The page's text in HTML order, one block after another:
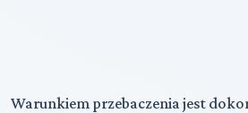
Warunkiem przebaczenia jest